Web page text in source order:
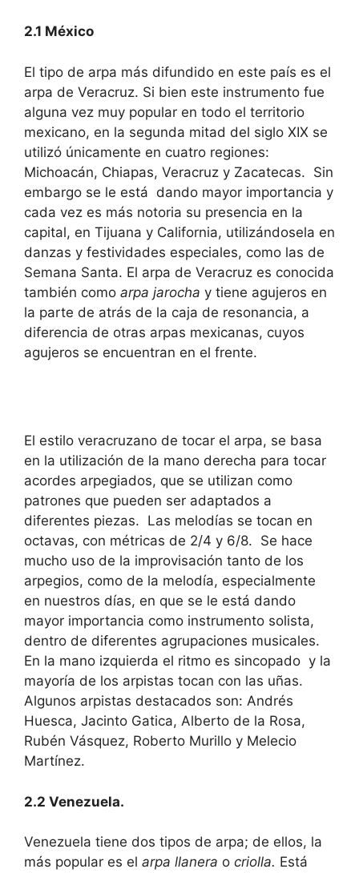
2.1 México
El tipo de arpa más difundido en este país es el
arpa de Veracruz. Si bien este instrumento fue
alguna vez muy popular en todo el territorio
mexicano, en la segunda mitad del siglo XIX se
utilizó únicamente en cuatro regiones:
Michoacán, Chiapas, Veracruz y Zacatecas. Sin
embargo se le está dando mayor importancia y
cada vez es más notoria su presencia en la
capital, en Tijuana y California, utilizándosela en
danzas y festividades especiales, como las de
Semana Santa. El arpa de Veracruz es conocida
también como arpa jarocha y tiene agujeros en
la parte de atrás de la caja de resonancia, a
diferencia de otras arpas mexicanas, cuyos
agujeros se encuentran en el frente.
El estilo veracruzano de tocar el arpa, se basa
en la utilización de la mano derecha para tocar
acordes arpegiados, que se utilizan como
patrones que pueden ser adaptados a
diferentes piezas. Las melodías se tocan en
octavas, con métricas de 2/4 y 6/8. Se hace
mucho uso de la improvisación tanto de los
arpegios, como de la melodía, especialmente
en nuestros días, en que se le está dando
mayor importancia como instrumento solista,
dentro de diferentes agrupaciones musicales.
En la mano izquierda el ritmo es sincopado y la
mayoría de los arpistas tocan con las uñas.
Algunos arpistas destacados son: Andrés
Huesca, Jacinto Gatica, Alberto de la Rosa,
Rubén Vásquez, Roberto Murillo y Melecio
Martínez.
2.2 Venezuela.
Venezuela tiene dos tipos de arpa; de ellos, la
más popular es el arpa llanera o criolla. Está